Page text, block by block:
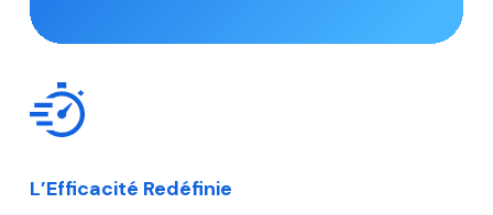
L’Efficacité Redéfinie